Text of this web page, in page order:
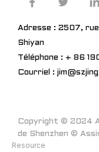
Adresse : 2507,
Shiyan
Téléphone : + 86
Courriel :
Copyright © 2024
de Shenzhen ©
Resource